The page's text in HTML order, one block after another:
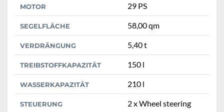
MOTOR 29 PS
SEGELFLÄCHE 58,00 qm
VERDRÄNGUNG 5,40 t
TREIBSTOFFKAPAZITÄT 150 l
WASSERKAPAZITÄT 210 l
STEUERUNG 2 x Wheel steering